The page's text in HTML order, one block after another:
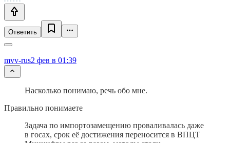
Ответить
mvv-rus2 фев в 01:39
Насколько понимаю, речь обо мне.
Правильно понимаете
Задача по импортозамещению проваливалась даже
в госах, срок её достижения переносится в ВПЦТ